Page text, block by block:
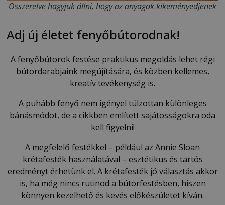
Összerelve hagyjuk állni, hogy az anyagok kikeményedjenek
Adj új életet fenyőbútorodnak!
A fenyőbútorok festése praktikus megoldás lehet régi
bútordarabjaink megújítására, és közben kellemes,
kreatív tevékenység is.
A puhább fenyő nem igényel túlzottan különleges
bánásmódot, de a cikkben említett sajátosságokra oda
kell figyelni!
A megfelelő festékkel – például az Annie Sloan
krétafesték használatával – esztétikus és tartós
eredményt érhetünk el. A krétafesték jó választás akkor
is, ha még nincs rutinod a bútorfestésben, hiszen
könnyen kezelhető és kevés előkészületet kíván.